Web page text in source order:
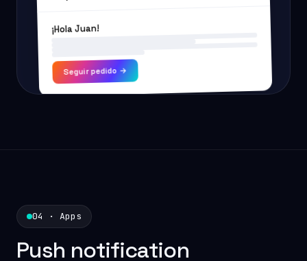
¡Hola Juan!
Seguir pedido →
04 · Apps
Push notification